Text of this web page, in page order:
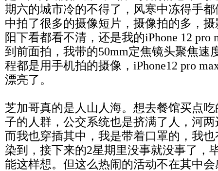
期六的城市冷的不得了，风寒中冻得手
中拍了很多的摄像短片，摄像拍的多，
阳下看都看不清，还是我的iPhone 12 pro
到前面拍，我带的50mm定焦镜头聚焦速
程都是用手机拍的摄像，iPhone12 pro
漂亮了。
芝加哥真的是人山人海。想去餐馆买点
子的人群，公交系统也是挤满了人，河
而我也穿插其中，我是带着口罩的，我
染到，接下来的2星期里没事就没事了，
能这样想。但这么热闹的活动不在其中